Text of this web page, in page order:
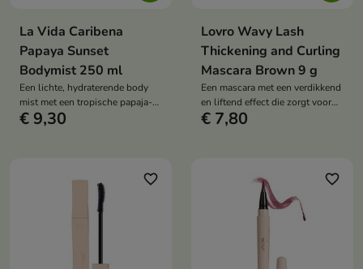
La Vida Caribena
Papaya Sunset
Bodymist 250 ml
Een lichte, hydraterende body
mist met een tropische papaja-
geur die de huid verfrist, een
€ 9,30
Lovro Wavy Lash
Thickening and Curling
Mascara Brown 9 g
Een mascara met een verdikkend
en liftend effect die zorgt voor
een natuurlijk gedefinieerde look
€ 7,80
favorite_border favorite_border